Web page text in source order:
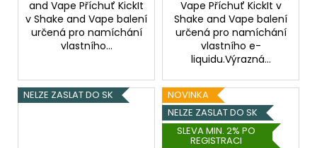
and Vape Příchuť KickIt
v Shake and Vape balení
určená pro namíchání
vlastního...
Vape Příchuť KickIt v
Shake and Vape balení
určená pro namíchání
vlastního e-
liquidu.Výrazná...
NELZE ZASLAT DO SK
NOVINKA
NELZE ZASLAT DO SK
SLEVA MIN. 2% PO
REGISTRACI